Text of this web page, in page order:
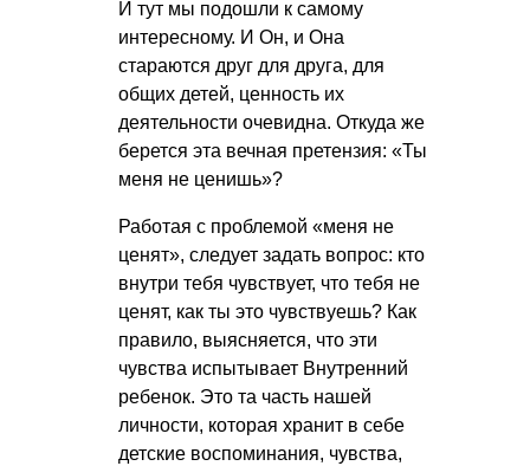
И тут мы подошли к самому
интересному. И Он, и Она
стараются друг для друга, для
общих детей, ценность их
деятельности очевидна. Откуда же
берется эта вечная претензия: «Ты
меня не ценишь»?
Работая с проблемой «меня не
ценят», следует задать вопрос: кто
внутри тебя чувствует, что тебя не
ценят, как ты это чувствуешь? Как
правило, выясняется, что эти
чувства испытывает Внутренний
ребенок. Это та часть нашей
личности, которая хранит в себе
детские воспоминания, чувства,